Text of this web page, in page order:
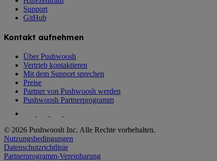
Support
GitHub
Kontakt aufnehmen
Über Pushwoosh
Vertrieb kontaktieren
Mit dem Support sprechen
Preise
Partner von Pushwoosh werden
Pushwoosh Partnerprogramm
© 2026 Pushwoosh Inc. Alle Rechte vorbehalten.
Nutzungsbedingungen
Datenschutzrichtlinie
Partnerprogramm-Vereinbarung